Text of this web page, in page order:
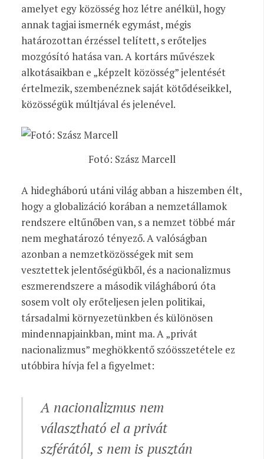
amelyet egy közösség hoz létre anélkül, hogy
annak tagjai ismernék egymást, mégis
határozottan érzéssel telített, s erőteljes
mozgósító hatása van. A kortárs művészek
alkotásaikban e „képzelt közösség” jelentését
értelmezik, szembenéznek saját kötődéseikkel,
közösségük múltjával és jelenével.
Fotó: Szász Marcell
A hidegháború utáni világ abban a hiszemben élt,
hogy a globalizáció korában a nemzetállamok
rendszere eltűnőben van, s a nemzet többé már
nem meghatározó tényező. A valóságban
azonban a nemzetközösségek mit sem
vesztettek jelentőségükből, és a nacionalizmus
eszmerendszere a második világháború óta
sosem volt oly erőteljesen jelen politikai,
társadalmi környezetünkben és különösen
mindennapjainkban, mint ma. A „privát
nacionalizmus” meghökkentő szóösszetétele ez
utóbbira hívja fel a figyelmet:
A nacionalizmus nem
választható el a privát
szférától, s nem is pusztán